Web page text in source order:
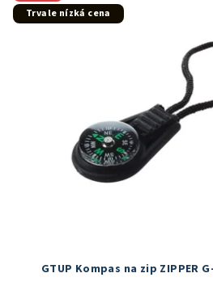
Trvale nízká cena
GTUP Kompas na zip ZIPPER